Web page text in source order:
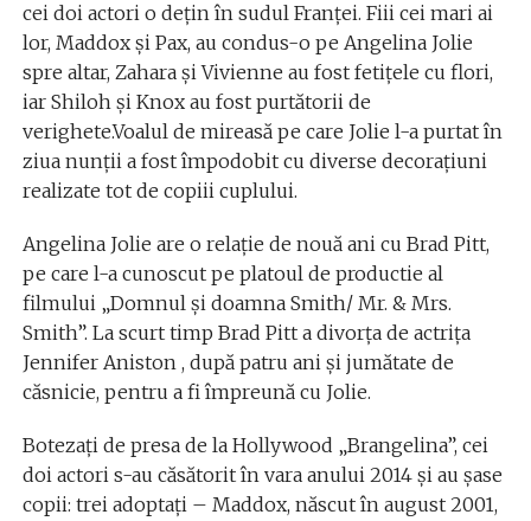
cei doi actori o deţin în sudul Franţei. Fiii cei mari ai
lor, Maddox şi Pax, au condus-o pe Angelina Jolie
spre altar, Zahara şi Vivienne au fost fetiţele cu flori,
iar Shiloh şi Knox au fost purtătorii de
verighete.Voalul de mireasă pe care Jolie l-a purtat în
ziua nunţii a fost împodobit cu diverse decoraţiuni
realizate tot de copiii cuplului.
Angelina Jolie are o relaţie de nouă ani cu Brad Pitt,
pe care l-a cunoscut pe platoul de productie al
filmului „Domnul şi doamna Smith/ Mr. & Mrs.
Smith”. La scurt timp Brad Pitt a divorţa de actriţa
Jennifer Aniston , după patru ani şi jumătate de
căsnicie, pentru a fi împreună cu Jolie.
Botezaţi de presa de la Hollywood „Brangelina”, cei
doi actori s-au căsătorit în vara anului 2014 şi au şase
copii: trei adoptaţi – Maddox, născut în august 2001,